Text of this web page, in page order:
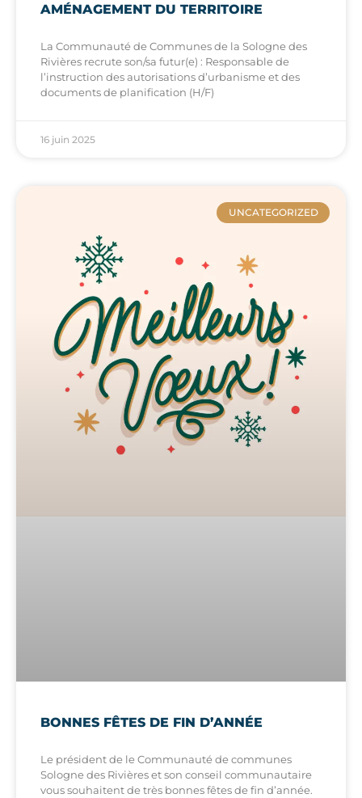
AMÉNAGEMENT DU TERRITOIRE
La Communauté de Communes de la Sologne des
Rivières recrute son/sa futur(e) : Responsable de
l’instruction des autorisations d’urbanisme et des
documents de planification (H/F)
16 juin 2025
UNCATEGORIZED
BONNES FÊTES DE FIN D’ANNÉE
Le président de le Communauté de communes
Sologne des Rivières et son conseil communautaire
vous souhaitent de très bonnes fêtes de fin d’année.